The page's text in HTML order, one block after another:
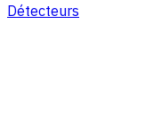
Détecteurs